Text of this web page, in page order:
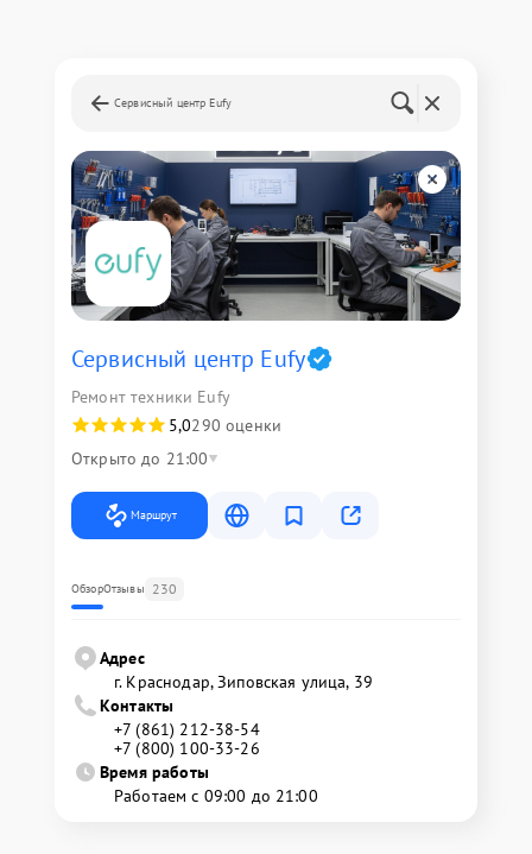
Сервисный центр Eufy
Сервисный центр Eufy
Ремонт техники Eufy
5,0290 оценки
Открыто до 21:00
Маршрут
ОбзорОтзывы 230
Адрес
г. Краснодар, Зиповская улица, 39
Контакты
+7 (861) 212-38-54
+7 (800) 100-33-26
Время работы
Работаем с 09:00 до 21:00